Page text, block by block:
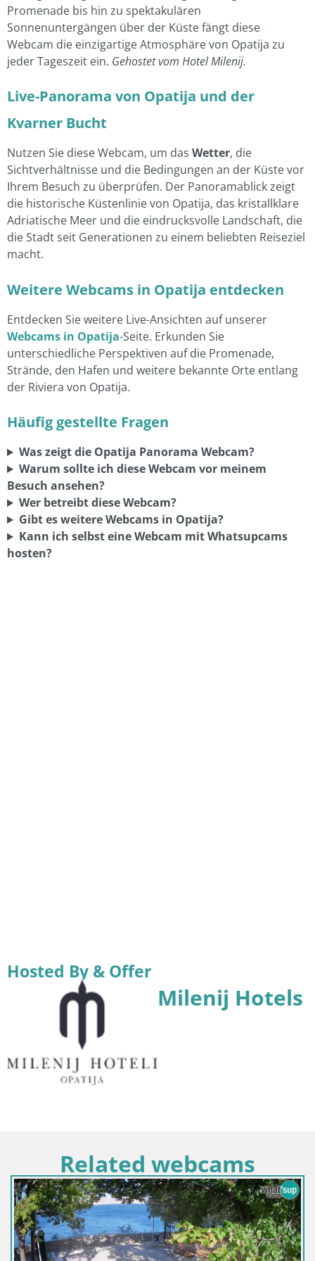
Promenade bis hin zu spektakulären
Sonnenuntergängen über der Küste fängt diese
Webcam die einzigartige Atmosphäre von Opatija zu
jeder Tageszeit ein. Gehostet vom Hotel Milenij.
Live-Panorama von Opatija und der
Kvarner Bucht
Nutzen Sie diese Webcam, um das Wetter, die
Sichtverhältnisse und die Bedingungen an der Küste vor
Ihrem Besuch zu überprüfen. Der Panoramablick zeigt
die historische Küstenlinie von Opatija, das kristallklare
Adriatische Meer und die eindrucksvolle Landschaft, die
die Stadt seit Generationen zu einem beliebten Reiseziel
macht.
Weitere Webcams in Opatija entdecken
Entdecken Sie weitere Live-Ansichten auf unserer
Webcams in Opatija-Seite. Erkunden Sie
unterschiedliche Perspektiven auf die Promenade,
Strände, den Hafen und weitere bekannte Orte entlang
der Riviera von Opatija.
Häufig gestellte Fragen
Was zeigt die Opatija Panorama Webcam?
Warum sollte ich diese Webcam vor meinem
Besuch ansehen?
Wer betreibt diese Webcam?
Gibt es weitere Webcams in Opatija?
Kann ich selbst eine Webcam mit Whatsupcams
hosten?
Hosted By & Offer
Milenij Hotels
Related webcams